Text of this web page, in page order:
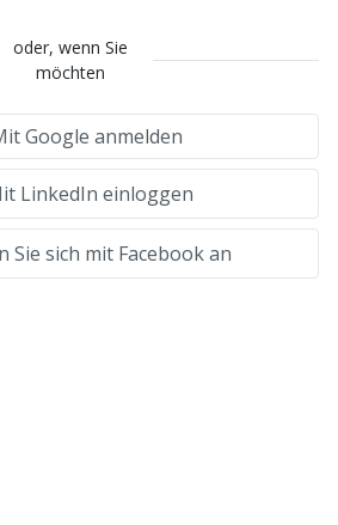
oder, wenn Sie
möchten
Google anmelden
LinkedIn einloggen
Sie sich mit Facebook an